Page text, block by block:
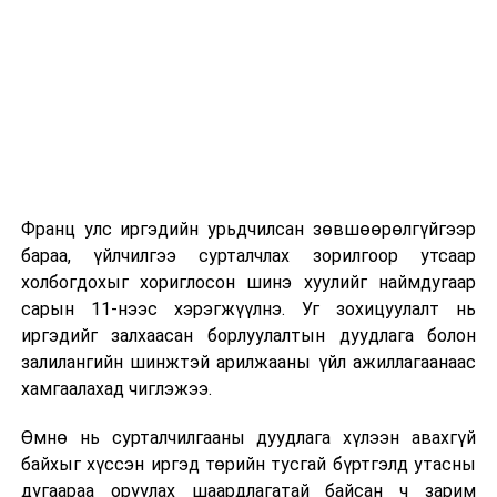
2026 оны 9 дүгээр сарын 13-наас оюутнуудыг
дотуур байранд оруулж эхэлнэ.
Сургууль, цэцэрлэгийн үйл ажиллагааны
зохицуулалт
2026 оны 8 дугаар сарын 17–28-ны өдрүүдэд
байранд элсэлт, бүртгэл болон бусад аливаа
арга хэмжээ зохион байгуулахгүй болно.
Франц улс иргэдийн урьдчилсан зөвшөөрөлгүйгээр
бараа, үйлчилгээ сурталчлах зорилгоор утсаар
холбогдохыг хориглосон шинэ хуулийг наймдугаар
сарын 11-нээс хэрэгжүүлнэ. Уг зохицуулалт нь
иргэдийг залхаасан борлуулалтын дуудлага болон
залилангийн шинжтэй арилжааны үйл ажиллагаанаас
хамгаалахад чиглэжээ.
Өмнө нь сурталчилгааны дуудлага хүлээн авахгүй
байхыг хүссэн иргэд төрийн тусгай бүртгэлд утасны
дугаараа оруулах шаардлагатай байсан ч зарим